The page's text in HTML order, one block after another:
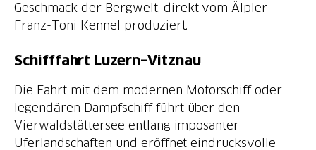
Geschmack der Bergwelt, direkt vom Älpler
Franz-Toni Kennel produziert.
Schifffahrt Luzern–Vitznau
Die Fahrt mit dem modernen Motorschiff oder
legendären Dampfschiff führt über den
Vierwaldstättersee entlang imposanter
Uferlandschaften und eröffnet eindrucksvolle